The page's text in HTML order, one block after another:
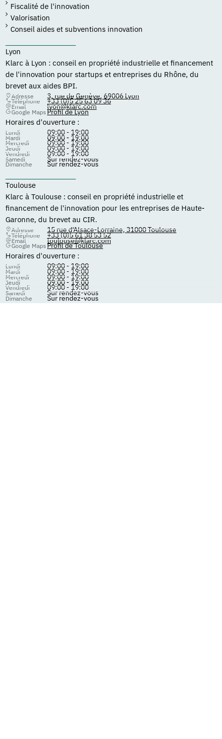
Fiscalité de l'innovation
Valorisation
Conseil aides et subventions innovation
Lyon
Klarc à Lyon : conseil en propriété industrielle et financement
de l'innovation pour startups et entreprises du Rhône, du
brevet aux aides BPI.
Adresse 3, rue de Genève, 69006 Lyon
Téléphone +33 (0)5 25 63 09 36
Email lyon@klarc.com
Google Maps Profil de Lyon
Horaires d'ouverture :
Lundi 09:00 - 19:00
Mardi 09:00 - 19:00
Mercredi 09:00 - 19:00
Jeudi 09:00 - 19:00
Vendredi 09:00 - 19:00
Samedi Sur rendez-vous
Dimanche Sur rendez-vous
Toulouse
Klarc à Toulouse : conseil en propriété industrielle et
financement de l'innovation pour les entreprises de Haute-
Garonne, du brevet au CIR.
Adresse 15 rue d'Alsace-Lorraine, 31000 Toulouse
Téléphone +33 (0)5 61 38 53 52
Email toulouse@klarc.com
Google Maps Profil de Toulouse
Horaires d'ouverture :
Lundi 09:00 - 19:00
Mardi 09:00 - 19:00
Mercredi 09:00 - 19:00
Jeudi 09:00 - 19:00
Vendredi 09:00 - 19:00
Samedi Sur rendez-vous
Dimanche Sur rendez-vous